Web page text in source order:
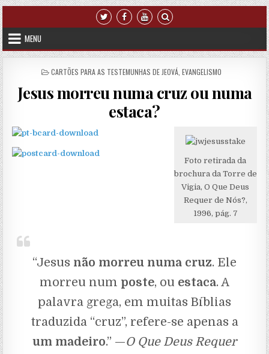
Skip to content
MENU
POSTED IN
CARTÕES PARA AS TESTEMUNHAS DE JEOVÁ EVANGELISMO
Jesus morreu numa cruz ou numa
estaca?
Foto retirada da
brochura da Torre de
Vigia, O Que Deus
Requer de Nós?,
1996, pág. 7
“Jesus não morreu numa cruz. Ele
morreu num poste, ou estaca. A
palavra grega, em muitas Bíblias
traduzida “cruz”, refere-se apenas a
um madeiro.” —O Que Deus Requer